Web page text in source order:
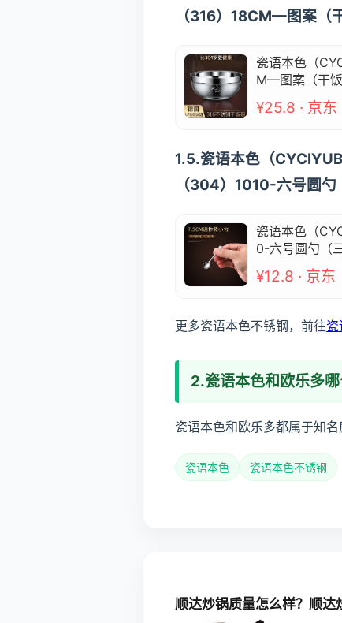
（316）18CM—图案（
瓷语本色（
M—图案（干
¥25.8 · 京东
1.5.瓷语本色（
（304）1010-六号圆
瓷语本色（
0-六号圆勺（
¥12.8 · 京东
更多瓷语本色不锈钢，前往瓷
2.瓷语本色和欧乐多哪
瓷语本色和欧乐多都属于知
瓷语本色 瓷语本色不锈钢
顺达炒锅质量怎么样？顺达